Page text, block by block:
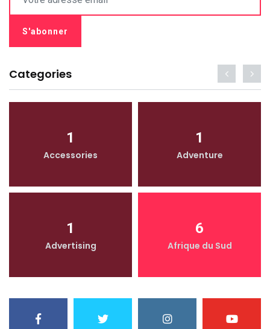
Categories
1
Accessories
1
Adventure
1
Advertising
6
Afrique du Sud